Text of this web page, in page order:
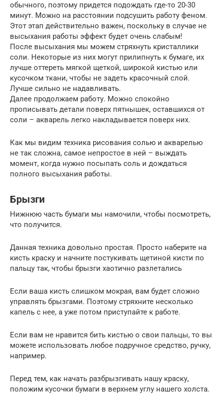
обычного, поэтому придется подождать где-то 20-30
минут. Можно на расстоянии подсушить работу феном.
Этот этап действительно важен, поскольку в случае не
высыхания работы эффект будет очень слабым!
После высыхания мы можем стряхнуть кристаллики
соли. Некоторые из них могут прилипнуть к бумаге, их
лучше оттереть мягкой щеткой, широкой кистью или
кусочком ткани, чтобы не задеть красочный слой.
Лучше сильно не надавливать.
Далее продолжаем работу. Можно спокойно
прописывать детали поверх пятнышек, оставшихся от
соли – акварель легко накладывается поверх них.
Как мы видим техника рисования солью и акварелью
не так сложна, самое непростое в ней – выждать
момент, когда нужно посыпать соль и дождаться
полного высыхания работы.
Брызги
Нижнюю часть бумаги мы намочили, чтобы посмотреть,
что получится.
Данная техника довольно простая. Просто наберите на
кисть краску и начните постукивать щетиной кисти по
пальцу так, чтобы брызги хаотично разлетались
Если ваша кисть слишком мокрая, вам будет сложно
управлять брызгами. Поэтому стряхните несколько
капель с нее, а уже потом приступайте к работе.
Если вам не нравится бить кистью о свои пальцы, то вы
можете использовать любое подручное средство, ручку,
например.
Перед тем, как начать разбрызгивать нашу краску,
положим кусочки бумаги в верхнем углу нашего холста.